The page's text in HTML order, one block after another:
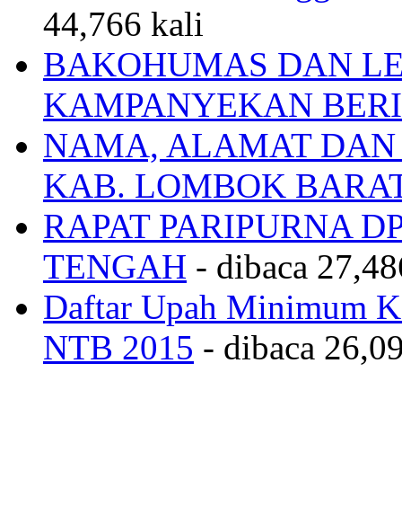
44,766 kali
BAKOHUMAS DAN
KAMPANYEKAN
NAMA, ALAMAT DAN
KAB. LOMBOK
RAPAT PARIPURNA
TENGAH - dibaca
Daftar Upah Minimum
NTB 2015 - dibaca